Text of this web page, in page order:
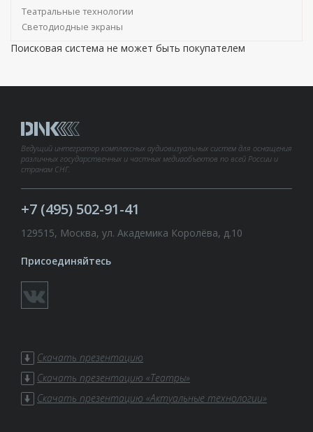
Театральные технологии
Светодиодные экраны
Поисковая система не может быть покупателем
Ведущий интегратор комплексных аудиовизуальных систем для оснащения
различных государственных и частных медиаобъектов по всей России и
странам СНГ.
+7 (495) 502-91-41
129515, Москва, ул. Академика Королёва, д.10
Присоединяйтесь
Скачать презентацию
Скачать презентацию «Театры»
Скачать презентацию «Актуальные технологии»